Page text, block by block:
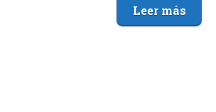
Leer más